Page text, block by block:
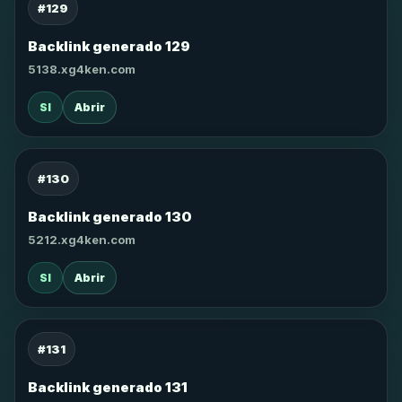
#129
Backlink generado 129
5138.xg4ken.com
SI Abrir
#130
Backlink generado 130
5212.xg4ken.com
SI Abrir
#131
Backlink generado 131